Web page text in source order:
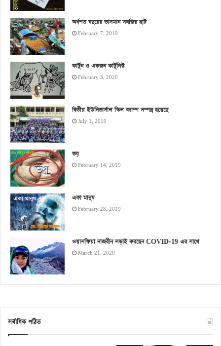
অর্ধশত বছরের ভাসমান সবজির হাট
February 7, 2019
কার্টুন ও একজন কার্টুনিস্ট
February 3, 2020
দ্বিতীয় ইউনিভার্সাল স্কিল ক্যাম্প সম্পন্ন হয়েছে
July 1, 2019
ভয়
February 14, 2019
একা মানুষ
February 28, 2019
ওয়াসফিয়া নাজরীন লড়াই করছেন COVID-19 এর সাথে
March 21, 2020
সর্বাধিক পঠিত